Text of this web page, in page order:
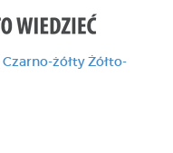
Czarno-żółty Żółto-